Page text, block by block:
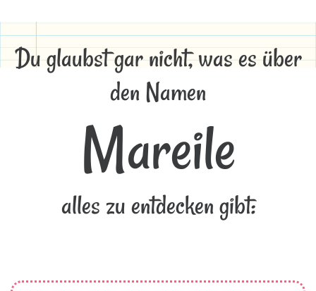
Du glaubst gar nicht, was es über
den Namen
Mareile
alles zu entdecken gibt: